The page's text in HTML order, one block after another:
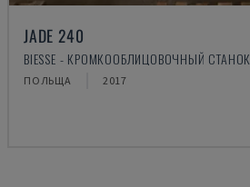
JADE 240
BIESSE - КРОМКООБЛИЦОВОЧНЫЙ СТАНОК
ПОЛЬЩА 2017